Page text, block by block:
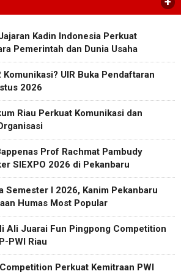
Kadin Indonesia Perkuat
Pemerintah dan Dunia Usaha
UIR Buka Pendaftaran
2026
Riau Perkuat Komunikasi dan
Prof Rachmat Pambudy
SIEXPO 2026 di Pekanbaru
Semester I 2026, Kanim Pekanbaru
Humas Most Popular
Ali Juarai Fun Pingpong Competition
PWI Riau
Perkuat Kemitraan PWI